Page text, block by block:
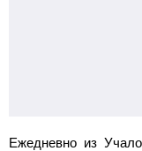
Ежедневно из